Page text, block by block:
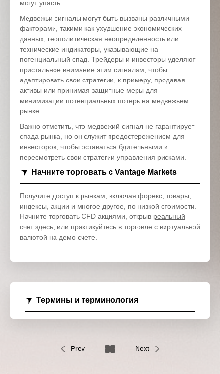
могут упасть.
Медвежьи сигналы могут быть вызваны различными
факторами, такими как ухудшение экономических
данных, геополитическая неопределенность или
технические индикаторы, указывающие на
потенциальный спад. Трейдеры и инвесторы уделяют
пристальное внимание этим сигналам, чтобы
адаптировать свои стратегии, к примеру, продавая
активы или принимая защитные меры для
минимизации потенциальных потерь на медвежьем
рынке.
Важно отметить, что медвежий сигнал не гарантирует
спада рынка, но он служит предостережением для
инвесторов, чтобы оставаться бдительными и
пересмотреть свои стратегии управления рисками.
Начните торговать с Vantage Markets
Получите доступ к рынкам, включая форекс, товары,
индексы, акции и многое другое, по низкой стоимости.
Начните торговать CFD акциями, открыв реальный
счет здесь , или практикуйтесь в торговле с виртуальной
валютой на демо счете
Термины и терминология
Prev Next